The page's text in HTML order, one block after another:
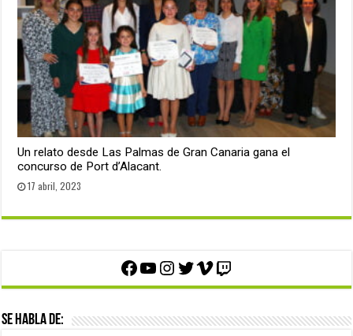
Un relato desde Las Palmas de Gran Canaria gana el
concurso de Port d’Alacant.
17 abril, 2023
Facebook
YouTube
Instagram
Twitter
Vimeo
Twitch
Se habla de: